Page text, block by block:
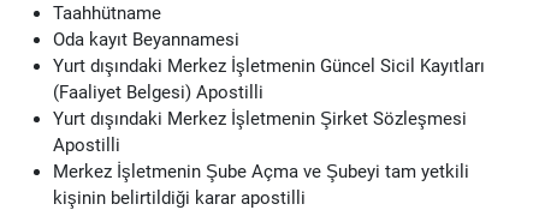
Taahhütname
Oda kayıt Beyannamesi
Yurt dışındaki Merkez İşletmenin Güncel Sicil Kayıtları
(Faaliyet Belgesi) Apostilli
Yurt dışındaki Merkez İşletmenin Şirket Sözleşmesi
Apostilli
Merkez İşletmenin Şube Açma ve Şubeyi tam yetkili
kişinin belirtildiği karar apostilli